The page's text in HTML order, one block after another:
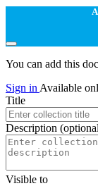
You can add this
Sign in Available
Title
Description
Visible to